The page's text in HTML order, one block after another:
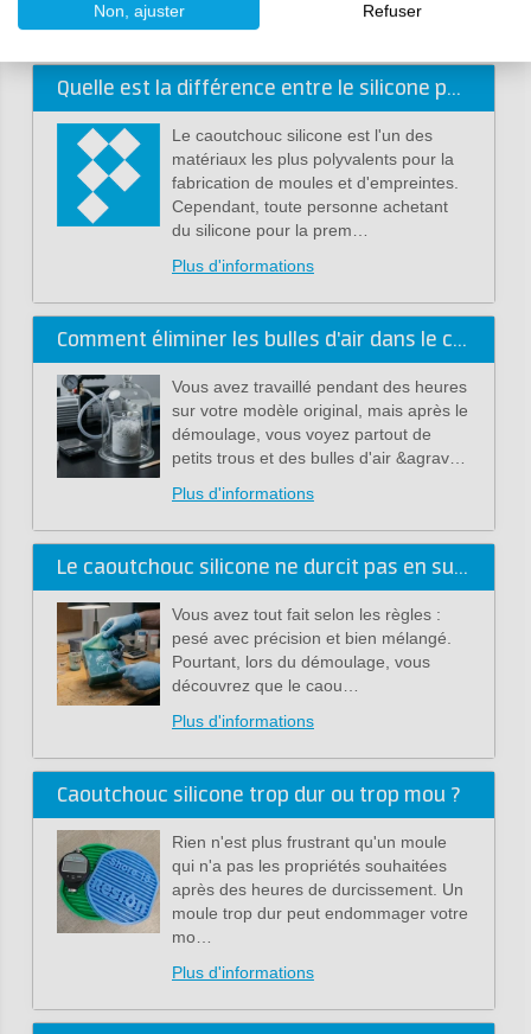
Plus d'informations
Quelle est la différence entre le silicone par condensation et au platine ?
Le caoutchouc silicone est l'un des
matériaux les plus polyvalents pour la
fabrication de moules et d'empreintes.
Cependant, toute personne achetant
du silicone pour la prem…
Plus d'informations
Comment éliminer les bulles d'air dans le caoutchouc silicone
Vous avez travaillé pendant des heures
sur votre modèle original, mais après le
démoulage, vous voyez partout de
petits trous et des bulles d'air &agrav…
Plus d'informations
Le caoutchouc silicone ne durcit pas en surface : qu'est-ce que l'inhibition de réticulation ?
Vous avez tout fait selon les règles :
pesé avec précision et bien mélangé.
Pourtant, lors du démoulage, vous
découvrez que le caou…
Plus d'informations
Caoutchouc silicone trop dur ou trop mou ?
Rien n'est plus frustrant qu'un moule
qui n'a pas les propriétés souhaitées
après des heures de durcissement. Un
moule trop dur peut endommager votre
mo…
Plus d'informations
Non, ajuster Refuser